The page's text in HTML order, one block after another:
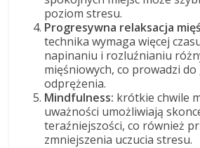
poziom stresu.
Progresywna relaksacja
technika wymaga więcej
napinaniu i rozluźnianiu
mięśniowych, co prowadzi do
odprężenia.
Mindfulness: krótkie chwile
uważności umożliwiają
teraźniejszości, co również
zmniejszenia uczucia stresu.